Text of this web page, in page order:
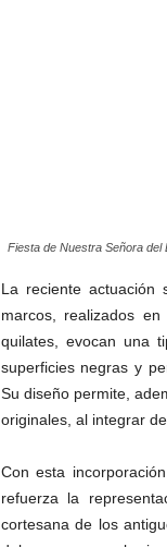
Fiesta de Nuestra Señora del
La reciente actuación
marcos, realizados
quilates, evocan una
superficies negras y
Su diseño permite,
originales, al integrar
Con esta
refuerza la
cortesana de los